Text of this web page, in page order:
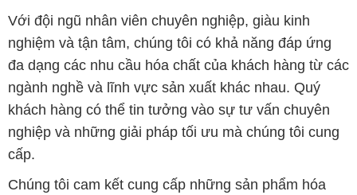
Với đội ngũ nhân viên chuyên nghiệp, giàu kinh
nghiệm và tận tâm, chúng tôi có khả năng đáp ứng
đa dạng các nhu cầu hóa chất của khách hàng từ các
ngành nghề và lĩnh vực sản xuất khác nhau. Quý
khách hàng có thể tin tưởng vào sự tư vấn chuyên
nghiệp và những giải pháp tối ưu mà chúng tôi cung
cấp.
Chúng tôi cam kết cung cấp những sản phẩm hóa